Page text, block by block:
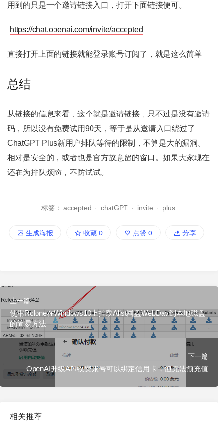
用到的只是一个邀请链接入口，打开下面链接便可。
https://chat.openai.com/invite/accepted
直接打开上面的链接就能登录账号订阅了，就是这么简单
总结
从链接的信息来看，这个就是邀请链接，只不过是没有邀请
码，所以没有免费试用90天，等于是从邀请入口绕过了
ChatGPT Plus新用户排队等待的限制，不算是大的漏洞。
相对是安全的，或者也是官方故意留的窗口。如果大家现在
还在为排队烦恼，不防试试。
标签： accepted · chatGPT · invite · plus
生成海报 收藏 0 点赞 0 分享
上一篇
使用Rclone在Windows10上挂载Alist网盘WebDav到本地磁盘
的简易方法
下一篇
OpenAI升级API收费账号可以绑定信用卡，但无法预充值
相关推荐